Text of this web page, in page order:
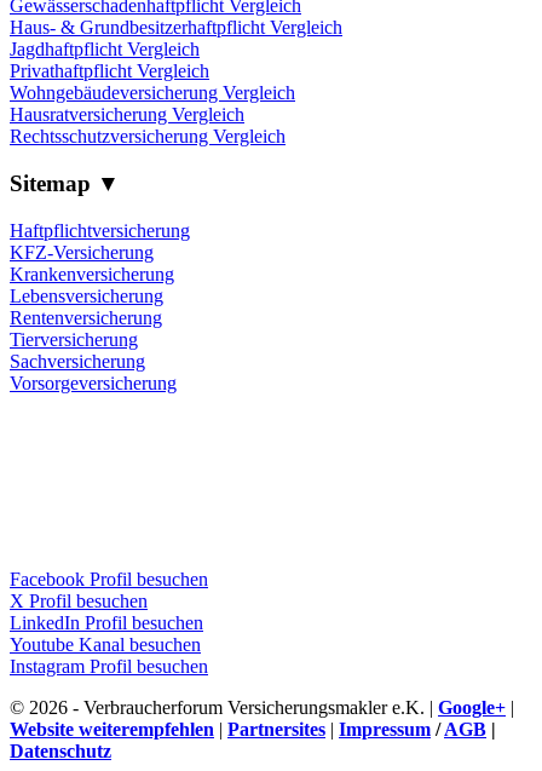
Gewässerschadenhaftpflicht Vergleich
Haus- & Grundbesitzerhaftpflicht Vergleich
Jagdhaftpflicht Vergleich
Privathaftpflicht Vergleich
Wohngebäudeversicherung Vergleich
Hausratversicherung Vergleich
Rechtsschutzversicherung Vergleich
Sitemap ▼
Haftpflichtversicherung
KFZ-Versicherung
Krankenversicherung
Lebensversicherung
Rentenversicherung
Tierversicherung
Sachversicherung
Vorsorgeversicherung
Facebook Profil besuchen
X Profil besuchen
LinkedIn Profil besuchen
Youtube Kanal besuchen
Instagram Profil besuchen
© 2026 - Verbraucherforum Versicherungsmakler e.K. | Google+ |
Website weiterempfehlen | Partnersites | Impressum /AGB |
Datenschutz